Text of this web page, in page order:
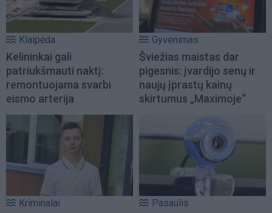
Klaipėda
Kelininkai gali
patriukšmauti naktį:
remontuojama svarbi
eismo arterija
Gyvenimas
Šviežias maistas dar
pigesnis: įvardijo senų ir
naujų įprastų kainų
skirtumus „Maximoje“
Kriminalai Pasaulis